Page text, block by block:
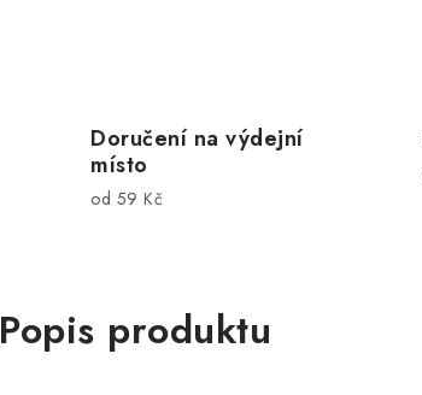
Doručení na výdejní
místo
od 59 Kč
Popis produktu